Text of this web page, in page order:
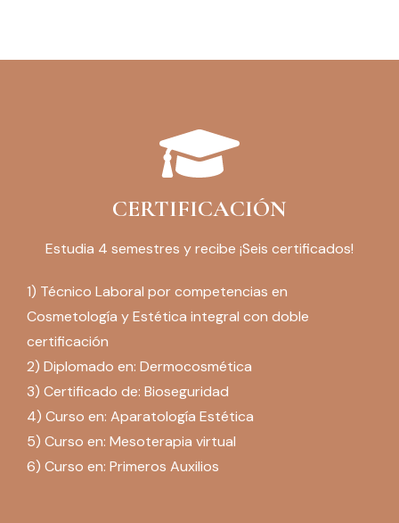
CERTIFICACIÓN
Estudia 4 semestres y recibe ¡Seis certificados!
1) Técnico Laboral por competencias en
Cosmetología y Estética integral con doble
certificación
2) Diplomado en: Dermocosmética
3) Certificado de: Bioseguridad
4) Curso en: Aparatología Estética
5) Curso en: Mesoterapia virtual
6) Curso en: Primeros Auxilios